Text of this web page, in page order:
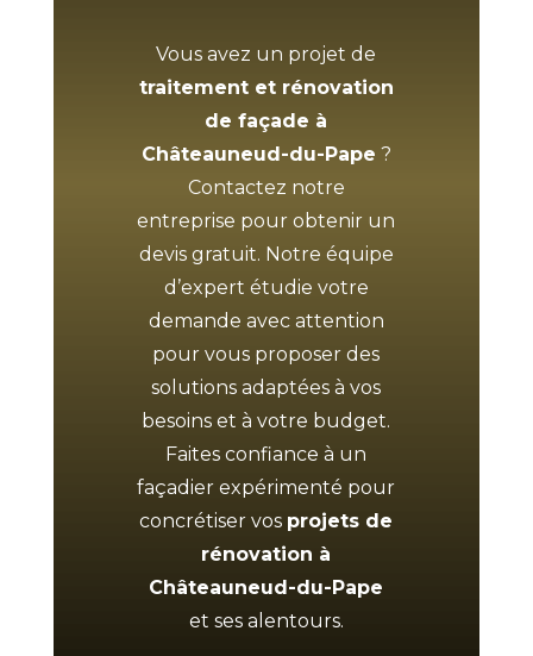
Vous avez un projet de
traitement et rénovation
de façade à
Châteauneud-du-Pape ?
Contactez notre
entreprise pour obtenir un
devis gratuit. Notre équipe
d’expert étudie votre
demande avec attention
pour vous proposer des
solutions adaptées à vos
besoins et à votre budget.
Faites confiance à un
façadier expérimenté pour
concrétiser vos projets de
rénovation à
Châteauneud-du-Pape
et ses alentours.